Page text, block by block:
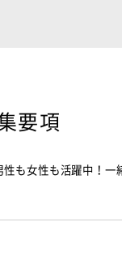
要項
も女性も活躍中！一